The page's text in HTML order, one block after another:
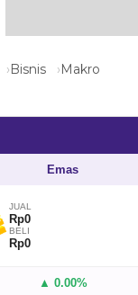
Bisnis Makro
Emas
JUAL
Rp0
BELI
Rp0
▲ 0.00%